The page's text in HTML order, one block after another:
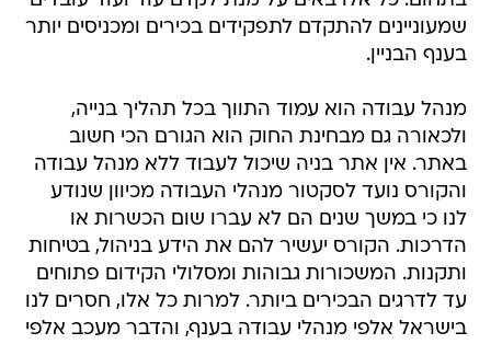
שמעוניינים להתקדם לתפקידים בכירים ומכניסים יותר
בענף הבניין.
מנהל עבודה הוא עמוד התווך בכל תהליך בנייה,
ולכאורה גם מבחינת החוק הוא הגורם הכי חשוב
באתר. אין אתר בניה שיכול לעבוד ללא מנהל עבודה
והקורס נועד לסקטור מנהלי העבודה מכיוון שנודע
לנו כי במשך שנים הם לא עברו שום הכשרות או
הדרכות. הקורס יעשיר להם את הידע בניהול, בטיחות
ותקנות. המשכורות גבוהות ומסלולי הקידום פתוחים
עד לדרגים הבכירים ביותר. למרות כל אלו, חסרים לנו
בישראל אלפי מנהלי עבודה בענף, והדבר מעכב אלפי